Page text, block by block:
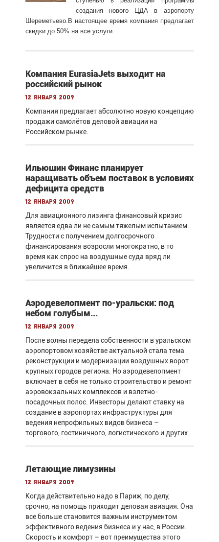
создания нового ЦДА в аэропорту
Шереметьево.В настоящее время компания предлагает
скидки до 50% на все услуги.
Компания EurasiaJets выходит на
российский рынок
12 января 2009
Компания предлагает абсолютно новую концепцию
продажи самолётов деловой авиации на
Российском рынке.
Ильюшин Финанс планирует
наращивать объем поставок в условиях
дефицита средств
12 января 2009
Для авиационного лизинга финансовый кризис
является едва ли не самым тяжелым испытанием.
Трудности с получением долгосрочного
финансирования возросли многократно, в то
время как спрос на воздушные суда вряд ли
увеличится в ближайшее время.
Аэродевелопмент по-уральски: под
небом голубым...
12 января 2009
После волны передела собственности в уральском
аэропортовом хозяйстве актуальной стала тема
реконструкции и модернизации воздушных ворот
крупных городов региона. Но аэродевелопмент
включает в себя не только строительство и ремонт
аэровокзальных комплексов и взлетно-
посадочных полос. Инвесторы делают ставку на
создание в аэропортах инфраструктуры для
ведения непрофильных видов бизнеса –
торгового, гостиничного, логистического и других.
Летающие лимузины
12 января 2009
Когда действительно надо в Париж, по делу,
срочно, на помощь приходит деловая авиация. Она
все больше становится важным инструментом
эффективного ведения бизнеса и у нас, в России.
Скорость и комфорт – вот преимущества этого